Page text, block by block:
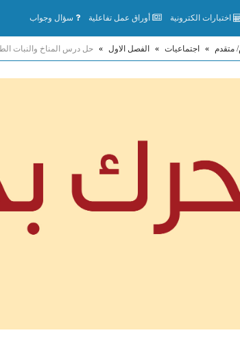
اختبارات الكترونية أوراق عمل تفاعلية سؤال وجواب
متقدم » اجتماعيات » الفصل الاول » حل درس المناخ والنبات